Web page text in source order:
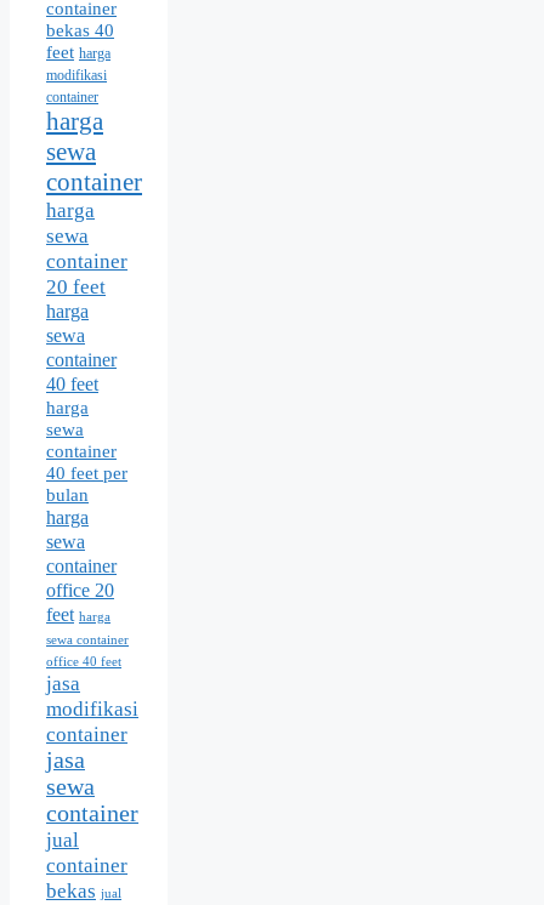
container
bekas 40
feet harga
modifikasi
container
harga
sewa
container
harga
sewa
container
20 feet
harga
sewa
container
40 feet
harga
sewa
container
40 feet per
bulan
harga
sewa
container
office 20
feet harga
sewa container
office 40 feet
jasa
modifikasi
container
jasa
sewa
container
jual
container
bekas jual